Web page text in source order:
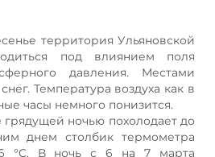
территория Ульяновской
под влиянием поля
давления. Местами
Температура воздуха как в
часы немного понизится.
ночью похолодает до
днем столбик термометра
6 °C. В ночь с 6 на 7 марта